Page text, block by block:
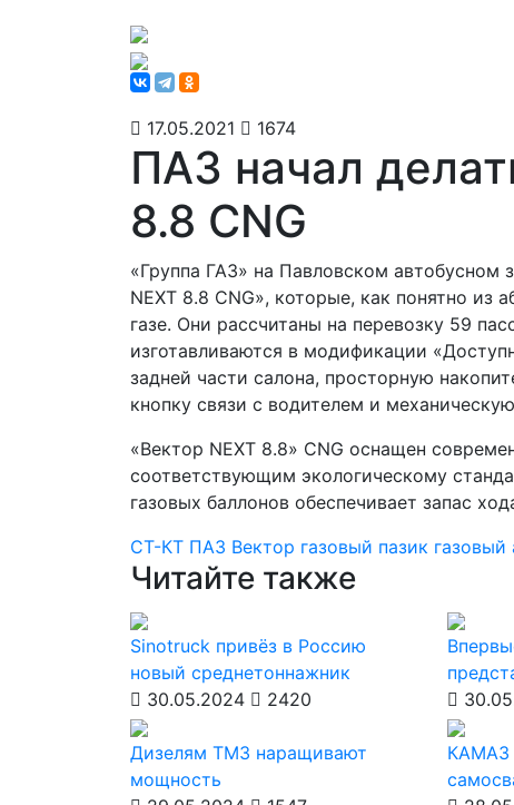
17.05.2021 1674
ПАЗ начал
8.8 CNG
«Группа ГАЗ» на Павловском автобусном
NEXT 8.8 CNG», которые, как понятно из
газе. Они рассчитаны на перевозку 59
изготавливаются в модификации
задней части салона, просторную
кнопку связи с водителем и
«Вектор NEXT 8.8» CNG оснащен
соответствующим экологическому
газовых баллонов обеспечивает запас
СТ-КТ ПАЗ Вектор газовый пазик газовый
Читайте также
Sinotruck привёз в Россию
новый среднетоннажник
30.05.2024
2420
Дизелям ТМЗ наращивают
мощность
КАМАЗ